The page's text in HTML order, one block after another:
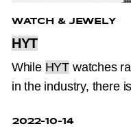
WATCH & JEWELY
HYT
While HYT watches
in the industry, there
individual customers:
2022-10-14